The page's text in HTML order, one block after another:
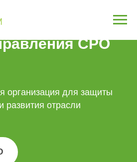
СРО
организация для защиты
развития отрасли